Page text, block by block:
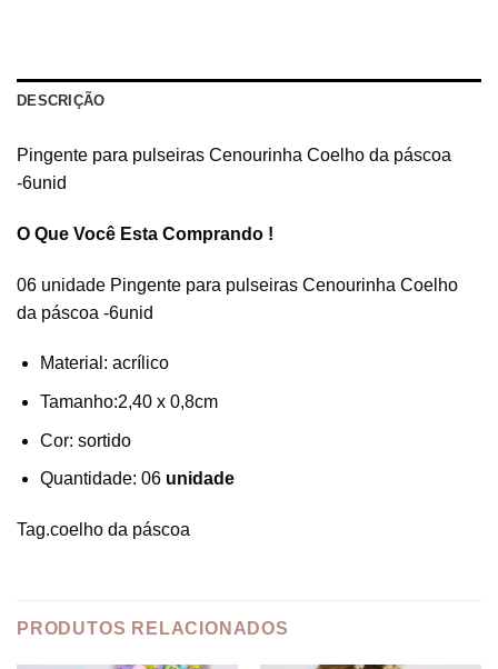
DESCRIÇÃO
Pingente para pulseiras Cenourinha Coelho da páscoa
-6unid
O Que Você Esta Comprando !
06 unidade Pingente para pulseiras Cenourinha Coelho
da páscoa -6unid
Material: acrílico
Tamanho:2,40 x 0,8cm
Cor: sortido
Quantidade: 06unidade
Tag.coelho da páscoa
PRODUTOS RELACIONADOS